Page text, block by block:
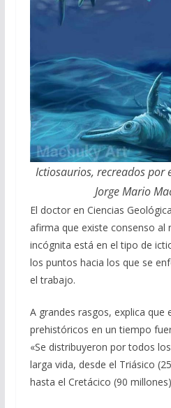
Ictiosaurios, recreados por
Jorge Mario
El doctor en Ciencias
afirma que existe consenso al
incógnita está en el tipo de
los puntos hacia los que se
el trabajo.
A grandes rasgos, explica que
prehistóricos en un tiempo
«Se distribuyeron por todos
larga vida, desde el Triásico
hasta el Cretácico (90